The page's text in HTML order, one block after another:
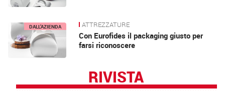
DALL’AZIENDA ATTREZZATURE
Con Eurofides il packaging giusto per
farsi riconoscere
RIVISTA